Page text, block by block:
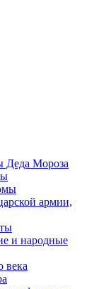
Деда Мороза
армии,
и народные
века